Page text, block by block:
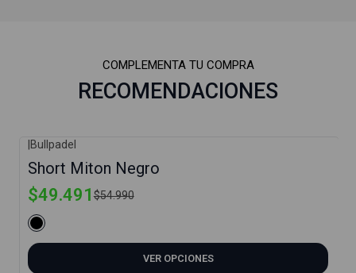
COMPLEMENTA TU COMPRA
RECOMENDACIONES
Bullpadel
Short Miton Negro
$49.491$54.990
VER OPCIONES